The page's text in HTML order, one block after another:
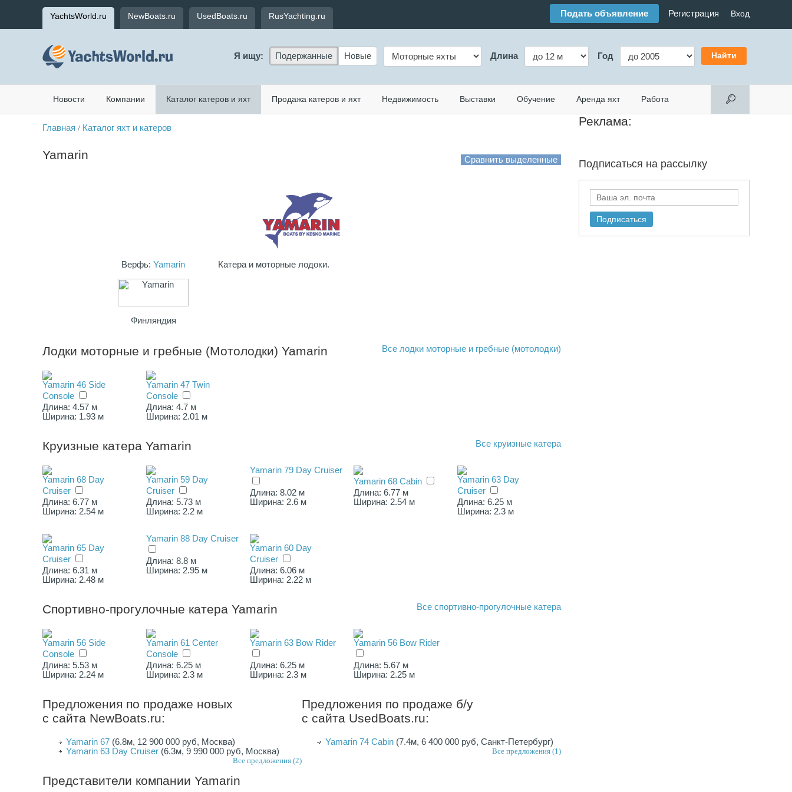
YachtsWorld.ru NewBoats.ru UsedBoats.ru RusYachting.ru Подать объявление Регистрация Вход
Я ищу: Подержанные Новые Длина Год
Новости Компании Каталог катеров и яхт Продажа катеров и яхт Недвижимость Выставки Обучение Аренда яхт Работа
Главная / Каталог яхт и катеров
Yamarin
Верфь: Yamarin
Финляндия
Катера и моторные лодоки.
Лодки моторные и гребные (Мотолодки) Yamarin Все лодки моторные и гребные (мотолодки)
Yamarin 46 Side
Console
Длина: 4.57 м
Ширина: 1.93 м
Yamarin 47 Twin
Console
Длина: 4.7 м
Ширина: 2.01 м
Круизные катера Yamarin Все круизные катера
Yamarin 68 Day
Cruiser
Длина: 6.77 м
Ширина: 2.54 м
Yamarin 59 Day
Cruiser
Длина: 5.73 м
Ширина: 2.2 м
Yamarin 79 Day Cruiser
Длина: 8.02 м
Ширина: 2.6 м
Yamarin 68 Cabin
Длина: 6.77 м
Ширина: 2.54 м
Yamarin 63 Day
Cruiser
Длина: 6.25 м
Ширина: 2.3 м
Yamarin 65 Day
Cruiser
Длина: 6.31 м
Ширина: 2.48 м
Yamarin 88 Day Cruiser
Длина: 8.8 м
Ширина: 2.95 м
Yamarin 60 Day
Cruiser
Длина: 6.06 м
Ширина: 2.22 м
Спортивно-прогулочные катера Yamarin Все спортивно-прогулочные катера
Yamarin 56 Side
Console
Длина: 5.53 м
Ширина: 2.24 м
Yamarin 61 Center
Console
Длина: 6.25 м
Ширина: 2.3 м
Yamarin 63 Bow Rider
Длина: 6.25 м
Ширина: 2.3 м
Yamarin 56 Bow Rider
Длина: 5.67 м
Ширина: 2.25 м
Предложения по продаже новых
с сайта NewBoats.ru:
Yamarin 67 (6.8м, 12 900 000 руб, Москва)
Yamarin 63 Day Cruiser (6.3м, 9 990 000 руб, Москва)
Все предложения (2)
Предложения по продаже б/у
с сайта UsedBoats.ru:
Yamarin 74 Cabin (7.4м, 6 400 000 руб, Санкт-Петербург)
Все предложения (1)
Представители компании Yamarin
Реклама:
Подписаться на рассылку